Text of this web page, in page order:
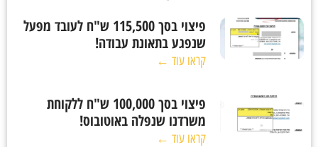
פיצוי בסך 115,500 ש"ח לעובד מפעל
שנפגע בתאונת עבודה!
קראו עוד ←
פיצוי בסך 100,000 ש"ח ללקוחת
משרדנו שנפלה באוטובוס!
קראו עוד ←